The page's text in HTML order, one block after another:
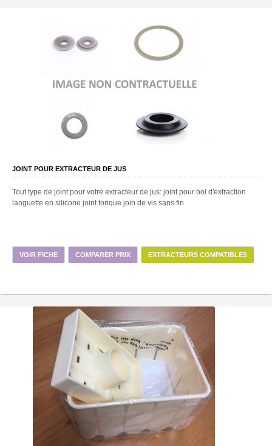
JOINT POUR EXTRACTEUR DE JUS
Tout type de joint pour votre extracteur de jus: joint pour bol d'extraction
languette en silicone joint torique join de vis sans fin
VOIR FICHE COMPARER PRIX EXTRACTEURS COMPATIBLES